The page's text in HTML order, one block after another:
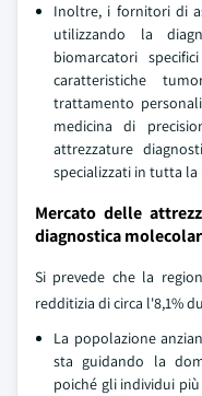
Inoltre, i fornitori di
utilizzando la
biomarcatori
caratteristiche
trattamento
medicina di
attrezzature
specializzati in tutta la
Mercato delle
diagnostica
Si prevede che la
redditizia di circa l'8,1%
La popolazione
sta guidando la
poiché gli individui